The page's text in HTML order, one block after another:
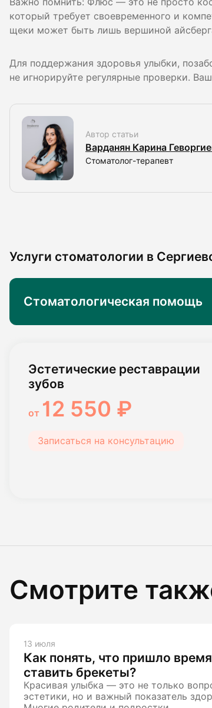
который требует своевременного и
щеки может быть лишь вершиной
Для поддержания здоровья улыбки,
не игнорируйте регулярные проверки.
Автор статьи
Варданян Карина
Стоматолог-терапевт
Услуги стоматологии в
Стоматологическая помощь
Эстетические реставрации
зубов
от 12 550 ₽
Записаться на консультацию
Смотрите
13 июля
Как понять, что пришло время
ставить брекеты?
Красивая улыбка — это не только
эстетики, но и важный показатель